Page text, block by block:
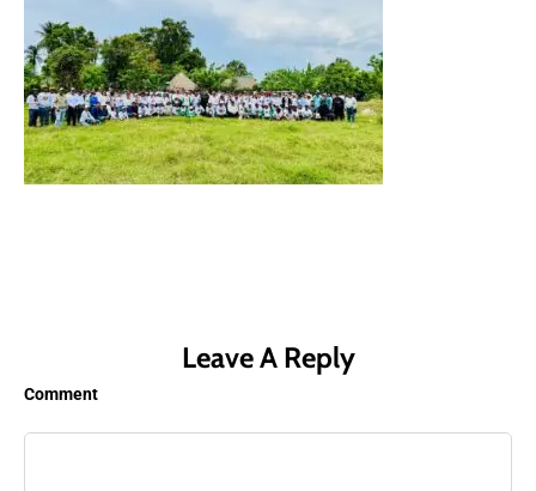
Leave A Reply
Comment